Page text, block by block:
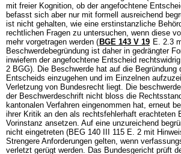
mit freier Kognition, ob der angefochtene
befasst sich aber nur mit formell ausreichend
ist nicht gehalten, wie eine erstinstanzliche
rechtlichen Fragen zu untersuchen, wenn diese
mehr vorgetragen werden ( BGE 143 V 19 E. 2.3
Beschwerdebegründung ist daher in gedrängter
inwiefern der angefochtene Entscheid
2 BGG). Die Beschwerde hat auf die Begründung
Entscheids einzugehen und im Einzelnen
Verletzung von Bundesrecht liegt. Die
der Beschwerdeschrift nicht bloss die
kantonalen Verfahren eingenommen hat, erneut
ihrer Kritik an den als rechtsfehlerhaft erachteten
Vorinstanz ansetzen. Auf eine unzureichend
nicht eingetreten (BEG 140 III 115 E. 2 mit
Strengere Anforderungen gelten, wenn
verletzt gerügt werden. Das Bundesgericht prüft